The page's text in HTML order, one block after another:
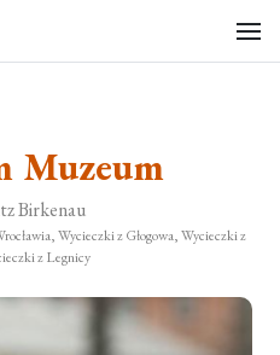
Muzeum
Birkenau
Wycieczki z Głogowa, Wycieczki z
z Legnicy